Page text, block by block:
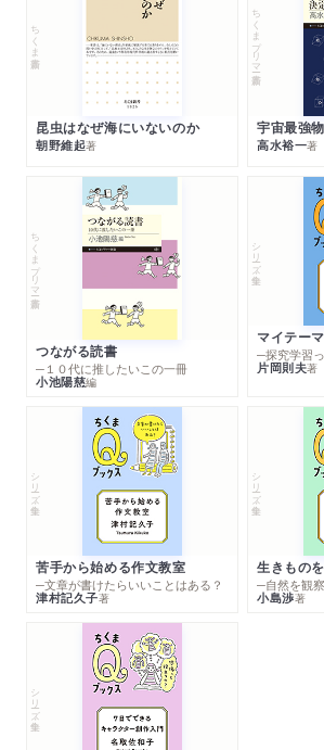
ちくま新書
昆虫はなぜ海にいないのか
朝野維起著
ちくまプリマー新書
宇宙最強
高水裕一著
ちくまプリマー新書
つながる読書
─１０代に推したいこの一冊
小池陽慈編
シリーズ・全集
マイテー
─探究学習
片岡則夫著
シリーズ・全集
苦手から始める作文教室
─文章が書けたらいいことはある？
津村記久子著
シリーズ・全集
生きもの
小島渉著
シリーズ・全集